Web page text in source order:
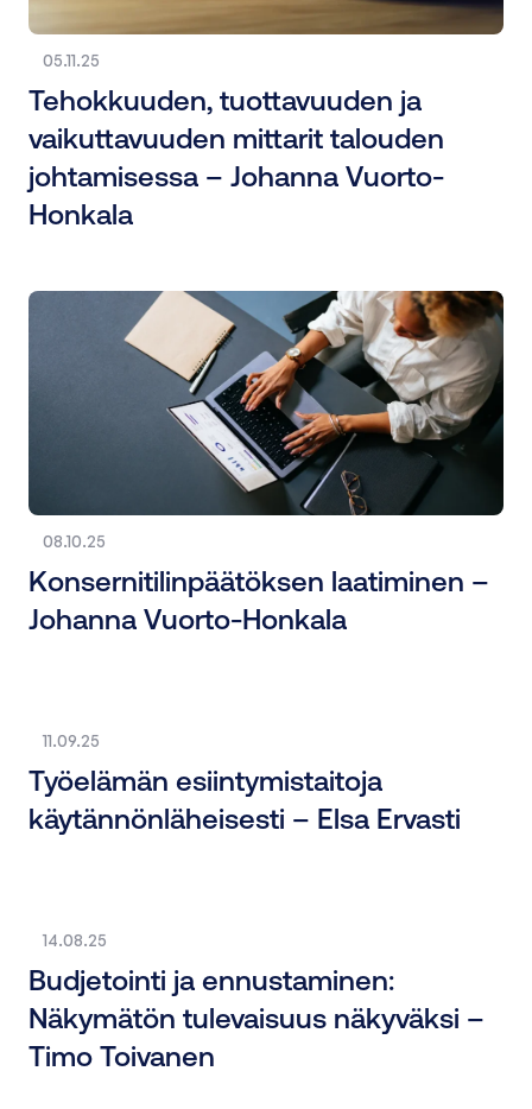
Tehokkuuden, tuottavuuden ja
vaikuttavuuden mittarit talouden
johtamisessa – Johanna Vuorto-
Honkala
05.11.25
Konsernitilinpäätöksen laatiminen –
Johanna Vuorto-Honkala
08.10.25
Työelämän esiintymistaitoja
käytännönläheisesti – Elsa Ervasti
11.09.25
Budjetointi ja ennustaminen:
Näkymätön tulevaisuus näkyväksi –
Timo Toivanen
14.08.25